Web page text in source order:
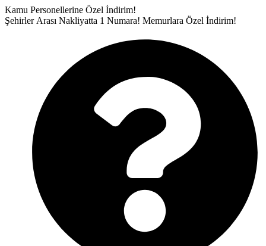
İçeriğe
atla
Kamu Personellerine Özel İndirim!
Şehirler Arası Nakliyatta 1 Numara! Memurlara Özel İndirim!